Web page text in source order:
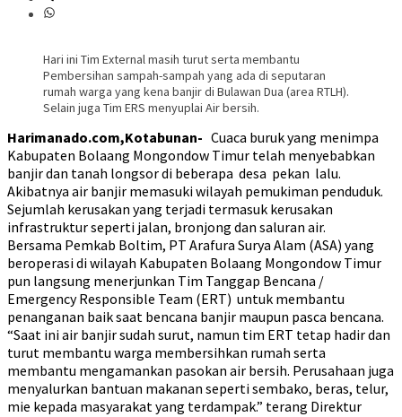
Hari ini Tim External masih turut serta membantu
Pembersihan sampah-sampah yang ada di seputaran
rumah warga yang kena banjir di Bulawan Dua (area RTLH).
Selain juga Tim ERS menyuplai Air bersih.
Harimanado.com,Kotabunan- Cuaca buruk yang menimpa
Kabupaten Bolaang Mongondow Timur telah menyebabkan
banjir dan tanah longsor di beberapa desa pekan lalu.
Akibatnya air banjir memasuki wilayah pemukiman penduduk.
Sejumlah kerusakan yang terjadi termasuk kerusakan
infrastruktur seperti jalan, bronjong dan saluran air.
Bersama Pemkab Boltim, PT Arafura Surya Alam (ASA) yang
beroperasi di wilayah Kabupaten Bolaang Mongondow Timur
pun langsung menerjunkan Tim Tanggap Bencana /
Emergency Responsible Team (ERT) untuk membantu
penanganan baik saat bencana banjir maupun pasca bencana.
“Saat ini air banjir sudah surut, namun tim ERT tetap hadir dan
turut membantu warga membersihkan rumah serta
membantu mengamankan pasokan air bersih. Perusahaan juga
menyalurkan bantuan makanan seperti sembako, beras, telur,
mie kepada masyarakat yang terdampak.” terang Direktur